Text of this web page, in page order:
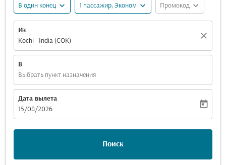
В один конец expand_more 1 пассажир, Эконом expand_more Промокод expand_more
Из
Kochi - India (COK)
close
В
Выбрать пункт назначения
Дата вылета
fc-booking-departure-date-aria-label
15/08/2026
today
Поиск